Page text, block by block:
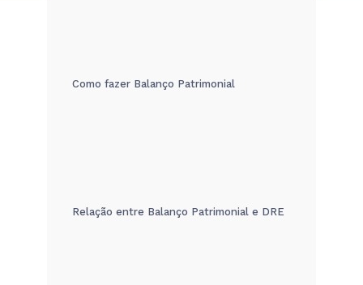
Como fazer Balanço Patrimonial
Relação entre Balanço Patrimonial e DRE